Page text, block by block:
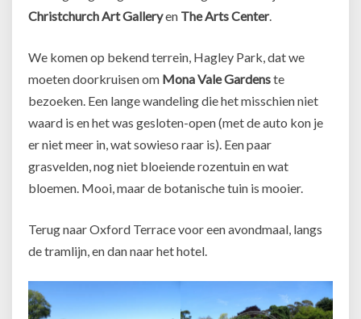
Christchurch Art Galleryen The Arts Center.
We komen op bekend terrein, Hagley Park, dat we
moeten doorkruisen om Mona Vale Gardenste
bezoeken. Een lange wandeling die het misschien niet
waard is en het was gesloten-open (met de auto kon je
er niet meer in, wat sowieso raar is). Een paar
grasvelden, nog niet bloeiende rozentuin en wat
bloemen. Mooi, maar de botanische tuin is mooier.
Terug naar Oxford Terrace voor een avondmaal, langs
de tramlijn, en dan naar het hotel.